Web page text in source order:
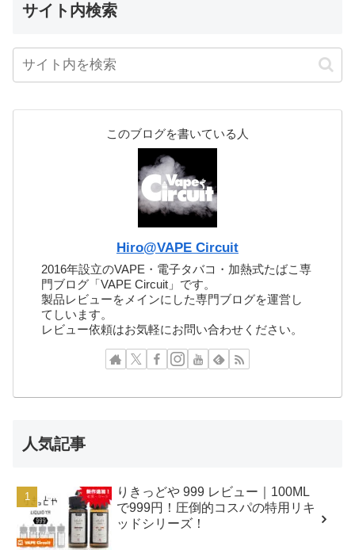
サイト内検索
このブログを書いている人
Hiro@VAPE Circuit
2016年設立のVAPE・電子タバコ・加熱式たばこ専
門ブログ「VAPE Circuit」です。
製品レビューをメインにした専門ブログを運営し
てしいます。
レビュー依頼はお気軽にお問い合わせください。
人気記事
りきっどや 999 レビュー｜100ML
で999円！圧倒的コスパの特用リキ
ッドシリーズ！